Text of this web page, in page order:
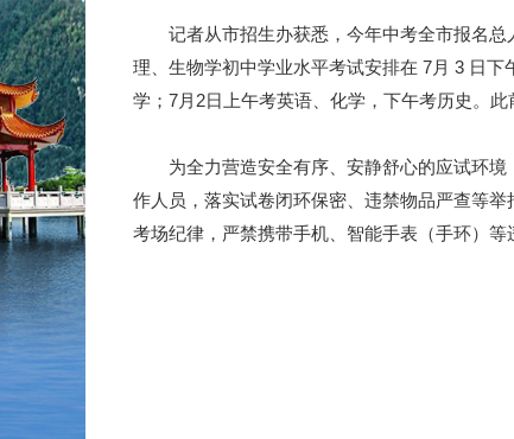
记者从市招生办获悉，今年中考全市报名总
理、生物学初中学业水平考试安排在 7月 3 日
学；7月2日上午考英语、化学，下午考历史。
为全力营造安全有序、安静舒心的应试环境
作人员，落实试卷闭环保密、违禁物品严查等
考场纪律，严禁携带手机、智能手表（手环）